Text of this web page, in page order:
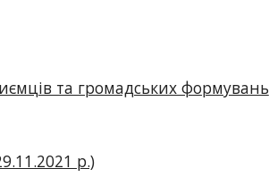
та громадських формувань
р.)